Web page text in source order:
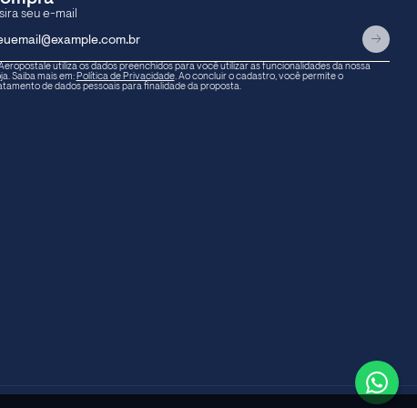
utiliza os dados preenchidos para você utilizar as funcionalidades da nossa
Saiba mais em: Política de Privacidade. Ao concluir o cadastro, você permite o
de dados pessoais para finalidade da proposta.